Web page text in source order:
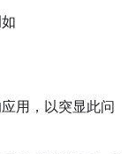
用，以突显此问